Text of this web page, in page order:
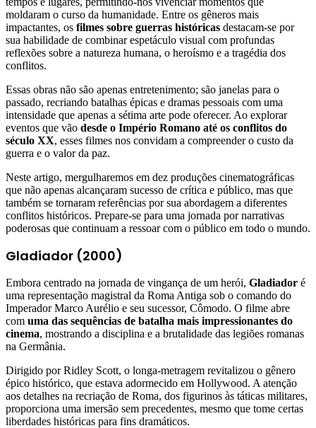
moldaram o curso da humanidade. Entre os gêneros mais
impactantes, os filmes sobre guerras históricas destacam-se por
sua habilidade de combinar espetáculo visual com profundas
reflexões sobre a natureza humana, o heroísmo e a tragédia dos
conflitos.
Essas obras não são apenas entretenimento; são janelas para o
passado, recriando batalhas épicas e dramas pessoais com uma
intensidade que apenas a sétima arte pode oferecer. Ao explorar
eventos que vão desde o Império Romano até os conflitos do
século XX, esses filmes nos convidam a compreender o custo da
guerra e o valor da paz.
Neste artigo, mergulharemos em dez produções cinematográficas
que não apenas alcançaram sucesso de crítica e público, mas que
também se tornaram referências por sua abordagem a diferentes
conflitos históricos. Prepare-se para uma jornada por narrativas
poderosas que continuam a ressoar com o público em todo o mundo.
Gladiador (2000)
Embora centrado na jornada de vingança de um herói, Gladiador é
uma representação magistral da Roma Antiga sob o comando do
Imperador Marco Aurélio e seu sucessor, Cômodo. O filme abre
com uma das sequências de batalha mais impressionantes do
cinema, mostrando a disciplina e a brutalidade das legiões romanas
na Germânia.
Dirigido por Ridley Scott, o longa-metragem revitalizou o gênero
épico histórico, que estava adormecido em Hollywood. A atenção
aos detalhes na recriação de Roma, dos figurinos às táticas militares,
proporciona uma imersão sem precedentes, mesmo que tome certas
liberdades históricas para fins dramáticos.